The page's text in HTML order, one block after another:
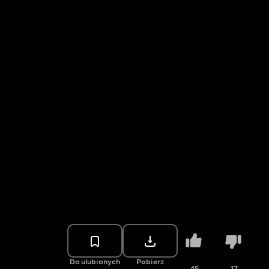
Do ulubionych Pobierz